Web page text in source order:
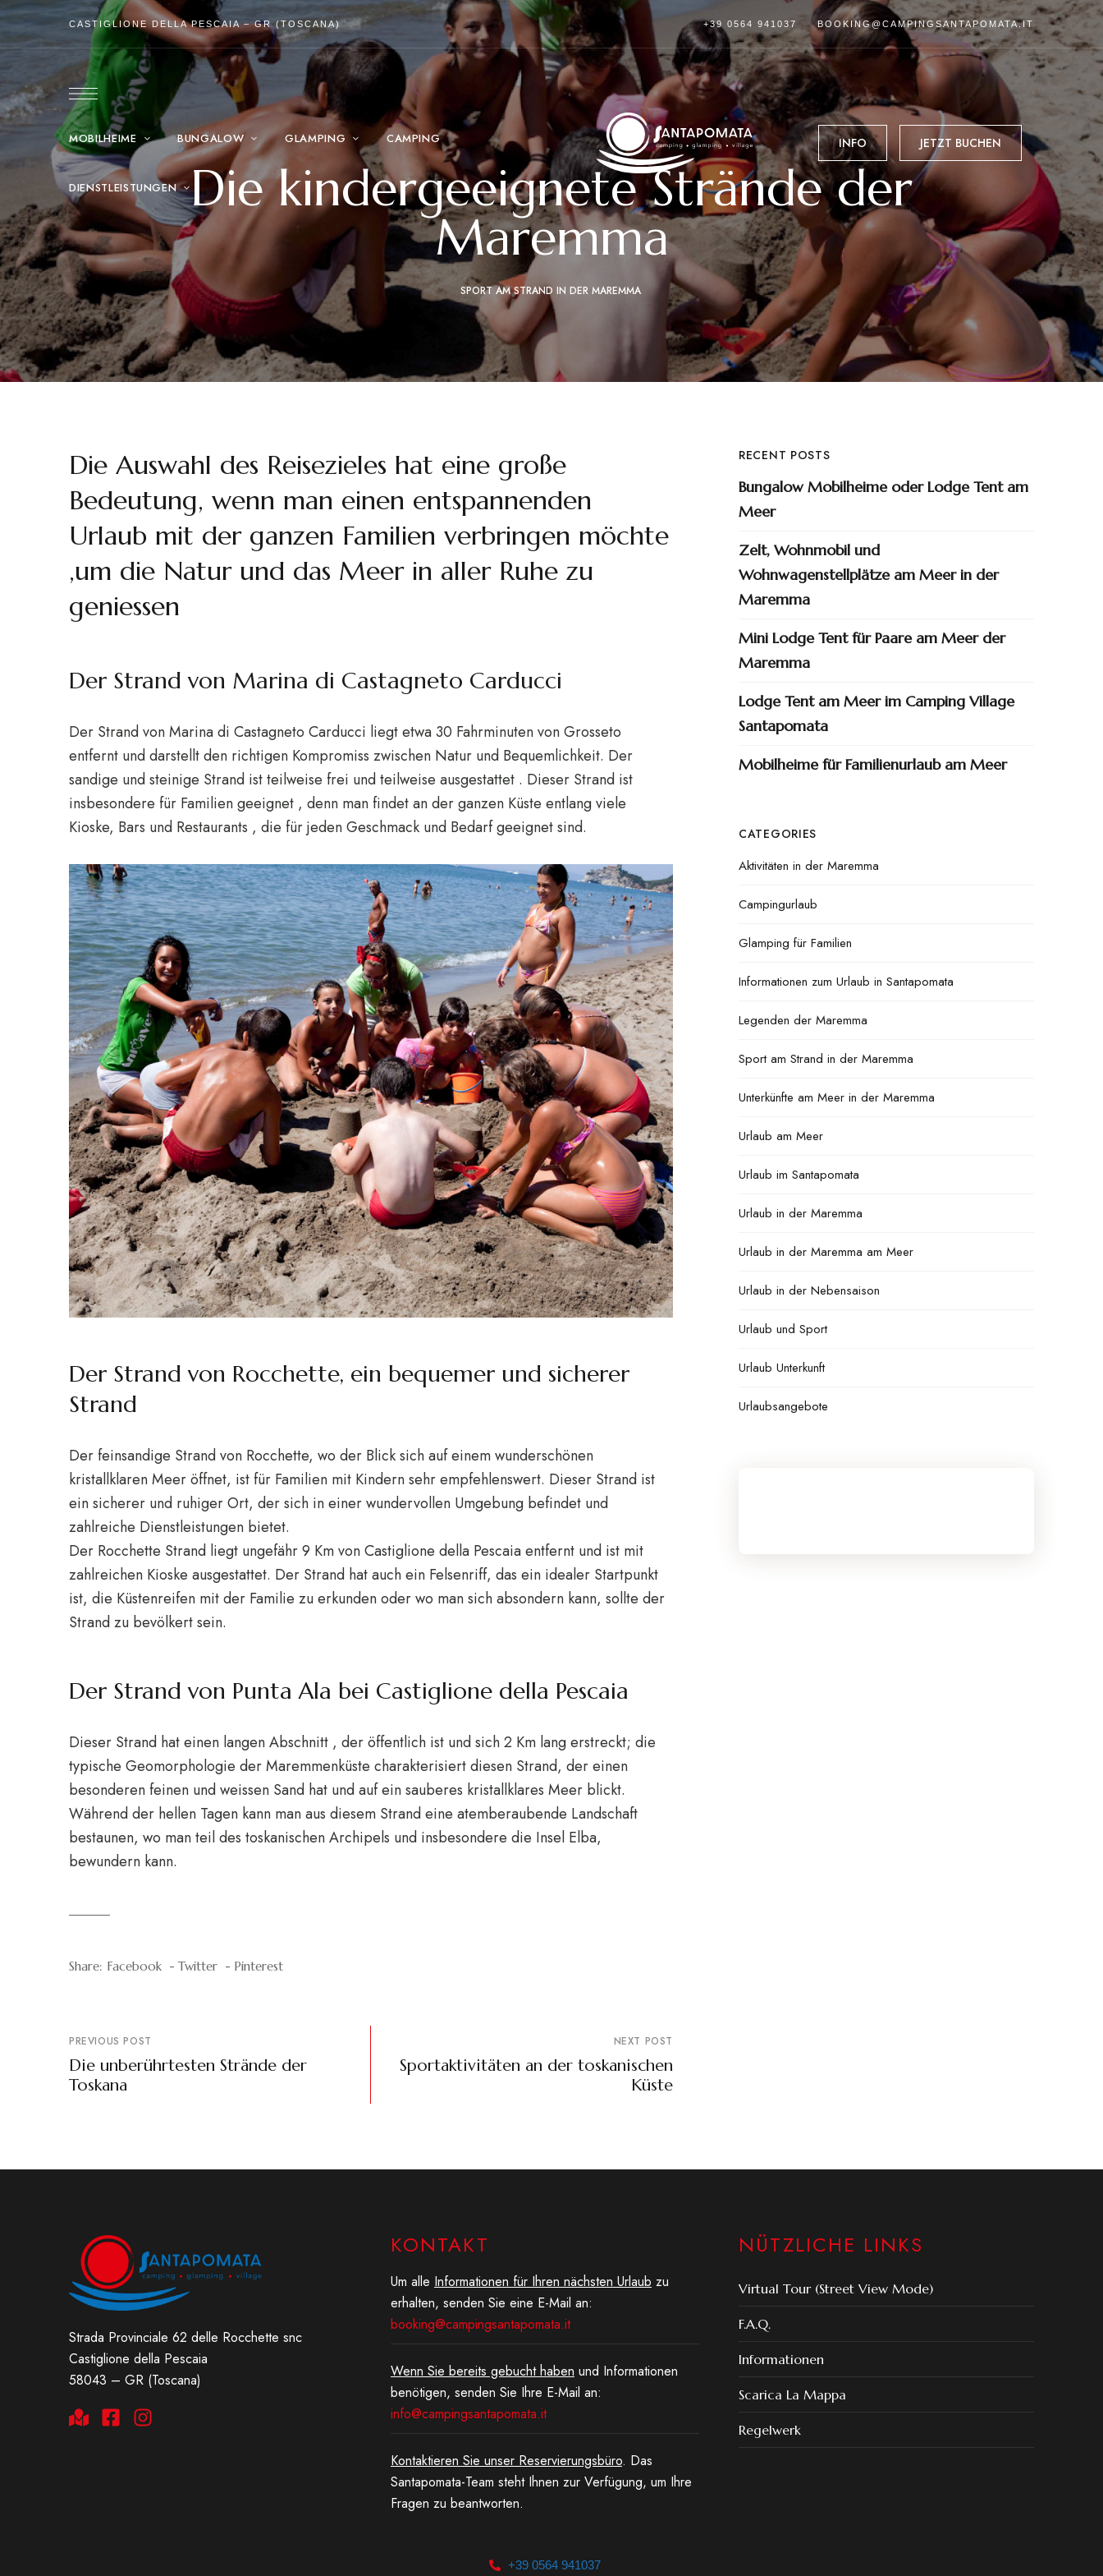
CASTIGLIONE DELLA PESCAIA – GR (TOSCANA) +39 0564 941037 BOOKING@CAMPINGSANTAPOMATA.IT
MOBILHEIME BUNGALOW GLAMPING CAMPING
DIENSTLEISTUNGEN
INFO JETZT BUCHEN
Die kindergeeignete Strände der
Maremma
SPORT AM STRAND IN DER MAREMMA
Die Auswahl des Reisezieles hat eine große
Bedeutung, wenn man einen entspannenden
Urlaub mit der ganzen Familien verbringen möchte
,um die Natur und das Meer in aller Ruhe zu
geniessen
Der Strand von Marina di Castagneto Carducci
Der Strand von Marina di Castagneto Carducci liegt etwa 30 Fahrminuten von Grosseto
entfernt und darstellt den richtigen Kompromiss zwischen Natur und Bequemlichkeit. Der
sandige und steinige Strand ist teilweise frei und teilweise ausgestattet . Dieser Strand ist
insbesondere für Familien geeignet , denn man findet an der ganzen Küste entlang viele
Kioske, Bars und Restaurants , die für jeden Geschmack und Bedarf geeignet sind.
Der Strand von Rocchette, ein bequemer und sicherer
Strand
Der feinsandige Strand von Rocchette, wo der Blick sich auf einem wunderschönen
kristallklaren Meer öffnet, ist für Familien mit Kindern sehr empfehlenswert. Dieser Strand ist
ein sicherer und ruhiger Ort, der sich in einer wundervollen Umgebung befindet und
zahlreiche Dienstleistungen bietet.
Der Rocchette Strand liegt ungefähr 9 Km von Castiglione della Pescaia entfernt und ist mit
zahlreichen Kioske ausgestattet. Der Strand hat auch ein Felsenriff, das ein idealer Startpunkt
ist, die Küstenreifen mit der Familie zu erkunden oder wo man sich absondern kann, sollte der
Strand zu bevölkert sein.
Der Strand von Punta Ala bei Castiglione della Pescaia
Dieser Strand hat einen langen Abschnitt , der öffentlich ist und sich 2 Km lang erstreckt; die
typische Geomorphologie der Maremmenküste charakterisiert diesen Strand, der einen
besonderen feinen und weissen Sand hat und auf ein sauberes kristallklares Meer blickt.
Während der hellen Tagen kann man aus diesem Strand eine atemberaubende Landschaft
bestaunen, wo man teil des toskanischen Archipels und insbesondere die Insel Elba,
bewundern kann.
Share: Facebook Twitter Pinterest
PREVIOUS POST
Die unberührtesten Strände der
Toskana
NEXT POST
Sportaktivitäten an der toskanischen
Küste
RECENT POSTS
Bungalow Mobilheime oder Lodge Tent am
Meer
Zelt, Wohnmobil und
Wohnwagenstellplätze am Meer in der
Maremma
Mini Lodge Tent für Paare am Meer der
Maremma
Lodge Tent am Meer im Camping Village
Santapomata
Mobilheime für Familienurlaub am Meer
CATEGORIES
Aktivitäten in der Maremma
Campingurlaub
Glamping für Familien
Informationen zum Urlaub in Santapomata
Legenden der Maremma
Sport am Strand in der Maremma
Unterkünfte am Meer in der Maremma
Urlaub am Meer
Urlaub im Santapomata
Urlaub in der Maremma
Urlaub in der Maremma am Meer
Urlaub in der Nebensaison
Urlaub und Sport
Urlaub Unterkunft
Urlaubsangebote
Strada Provinciale 62 delle Rocchette snc
Castiglione della Pescaia
58043 – GR (Toscana)
KONTAKT
Um alle Informationen für Ihren nächsten Urlaub zu
erhalten, senden Sie eine E-Mail an:
booking@campingsantapomata.it
Wenn Sie bereits gebucht haben und Informationen
benötigen, senden Sie Ihre E-Mail an:
info@campingsantapomata.it
Kontaktieren Sie unser Reservierungsbüro. Das
Santapomata-Team steht Ihnen zur Verfügung, um Ihre
Fragen zu beantworten.
+39 0564 941037
NÜTZLICHE LINKS
Virtual Tour (Street View Mode)
F.A.Q.
Informationen
Scarica La Mappa
Regelwerk